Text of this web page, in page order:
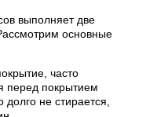
выполняет две
основные
часто
перед покрытием
долго не стирается,